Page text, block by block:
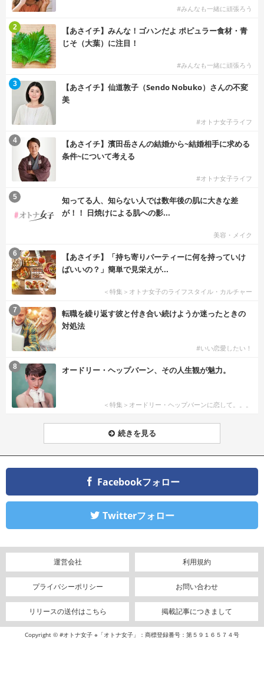
#みんなも一緒に頑張ろう
【あさイチ】みんな！ゴハンだよ ポピュラー食材・青
じそ（大葉）に注目！
#みんなも一緒に頑張ろう
2
【あさイチ】仙道敦子（Sendo Nobuko）さんの不変
美
#オトナ女子ライフ
3
【あさイチ】濱田岳さんの結婚から~結婚相手に求める
条件~について考える
#オトナ女子ライフ
4
知ってる人、知らない人では数年後の肌に大きな差
が！！ 日焼けによる肌への影...
美容・メイク
5
【あさイチ】「持ち寄りパーティーに何を持っていけ
ばいいの？」簡単で見栄えが...
＜特集＞オトナ女子のライフスタイル・カルチャー
6
転職を繰り返す彼と付き合い続けようか迷ったときの
対処法
#いい恋愛したい！
7
オードリー・ヘップバーン、その人生観が魅力。
＜特集＞オードリー・ヘップバーンに恋して。。。
8
続きを見る
Facebookフォロー
Twitterフォロー
運営会社 利用規約
プライバシーポリシー お問い合わせ
リリースの送付はこちら 掲載記事につきまして
Copyright © #オトナ女子 ※「オトナ女子」：商標登録番号：第５９１６５７４号